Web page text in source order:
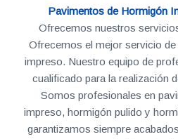
Pavimentos de Hormigón
Ofrecemos nuestros
Ofrecemos el mejor servicio
impreso. Nuestro equipo de
cualificado para la realización
Somos profesionales en
impreso, hormigón pulido y
garantizamos siempre